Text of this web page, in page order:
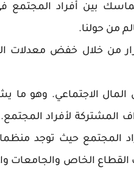
بين أفراد
من حولنا.
من خلال خفض معدلات
الاجتماعي. وهو ما
المشتركة لأفراد
المجتمع حيث توجد
الخاص والجامعات